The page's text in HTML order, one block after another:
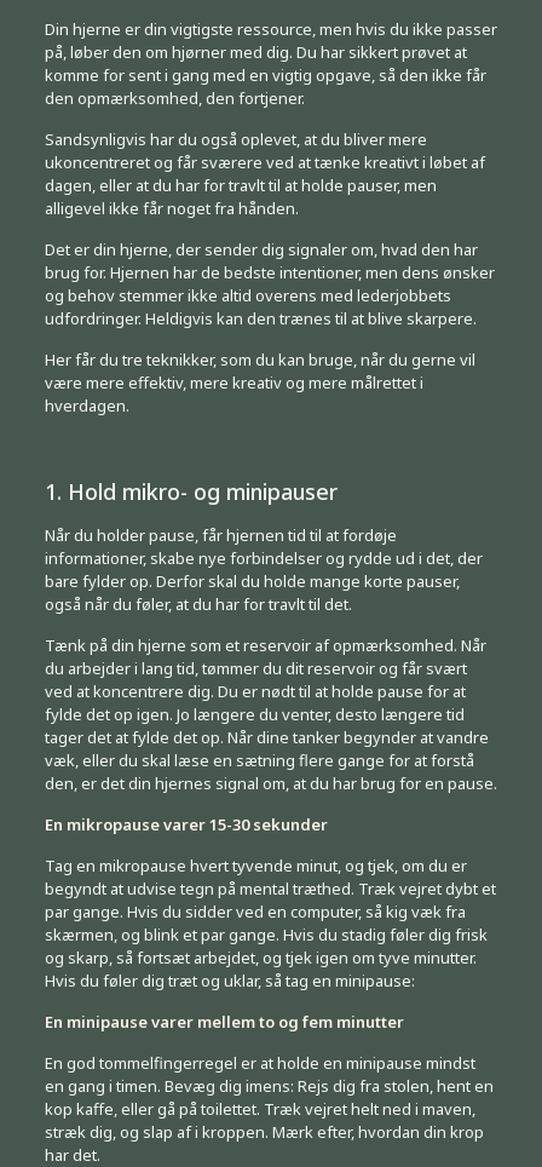
Din hjerne er din vigtigste ressource, men hvis du ikke passer
på, løber den om hjørner med dig. Du har sikkert prøvet at
komme for sent i gang med en vigtig opgave, så den ikke får
den opmærksomhed, den fortjener.
Sandsynligvis har du også oplevet, at du bliver mere
ukoncentreret og får sværere ved at tænke kreativt i løbet af
dagen, eller at du har for travlt til at holde pauser, men
alligevel ikke får noget fra hånden.
Det er din hjerne, der sender dig signaler om, hvad den har
brug for. Hjernen har de bedste intentioner, men dens ønsker
og behov stemmer ikke altid overens med lederjobbets
udfordringer. Heldigvis kan den trænes til at blive skarpere.
Her får du tre teknikker, som du kan bruge, når du gerne vil
være mere effektiv, mere kreativ og mere målrettet i
hverdagen.
1. Hold mikro- og minipauser
Når du holder pause, får hjernen tid til at fordøje
informationer, skabe nye forbindelser og rydde ud i det, der
bare fylder op. Derfor skal du holde mange korte pauser,
også når du føler, at du har for travlt til det.
Tænk på din hjerne som et reservoir af opmærksomhed. Når
du arbejder i lang tid, tømmer du dit reservoir og får svært
ved at koncentrere dig. Du er nødt til at holde pause for at
fylde det op igen. Jo længere du venter, desto længere tid
tager det at fylde det op. Når dine tanker begynder at vandre
væk, eller du skal læse en sætning flere gange for at forstå
den, er det din hjernes signal om, at du har brug for en pause.
En mikropause varer 15-30 sekunder
Tag en mikropause hvert tyvende minut, og tjek, om du er
begyndt at udvise tegn på mental træthed. Træk vejret dybt et
par gange. Hvis du sidder ved en computer, så kig væk fra
skærmen, og blink et par gange. Hvis du stadig føler dig frisk
og skarp, så fortsæt arbejdet, og tjek igen om tyve minutter.
Hvis du føler dig træt og uklar, så tag en minipause:
En minipause varer mellem to og fem minutter
En god tommelfingerregel er at holde en minipause mindst
en gang i timen. Bevæg dig imens: Rejs dig fra stolen, hent en
kop kaffe, eller gå på toilettet. Træk vejret helt ned i maven,
stræk dig, og slap af i kroppen. Mærk efter, hvordan din krop
har det.